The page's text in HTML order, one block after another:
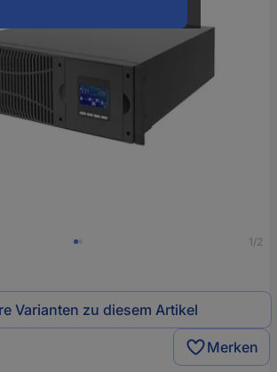
1/2
Varianten zu diesem Artikel
Merken